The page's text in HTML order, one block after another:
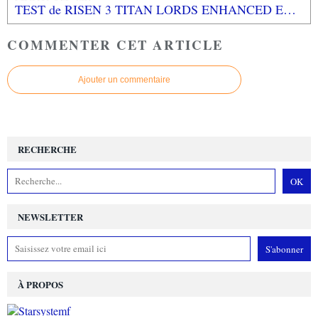
TEST de RISEN 3 TITAN LORDS ENHANCED EDITION (exclusivité PS4): Jack Sparrow es-tu là?
COMMENTER CET ARTICLE
Ajouter un commentaire
NEWSLETTER
RECHERCHE
À PROPOS